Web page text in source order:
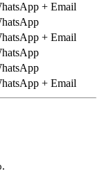
+ Email
+ Email
+ Email
.